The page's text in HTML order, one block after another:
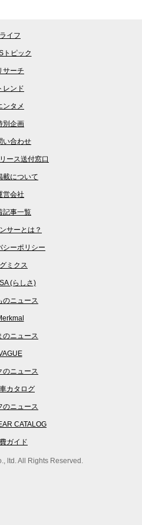
ライフ
トピック
サーチ
レンド
ンタメ
別企画
い合わせ
ース送付窓口
載について
営会社
記事一覧
サーとは？
シーポリシー
ミクス
(らしさ)
のニュース
のニュース
のニュース
カタログ
のニュース
CATALOG
ガイド
ltd. All Rights Reserved.